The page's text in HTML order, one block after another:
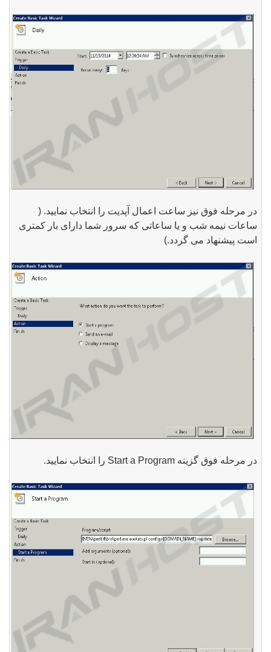
در مرحله فوق نیز ساعت اعمال آپدیت را انتخاب نمایید. (
ساعات نیمه شب و یا ساعاتی که سرور شما دارای بار کمتری
است پیشنهاد می گردد.)
در مرحله فوق گزینه Start a Program را انتخاب نمایید.